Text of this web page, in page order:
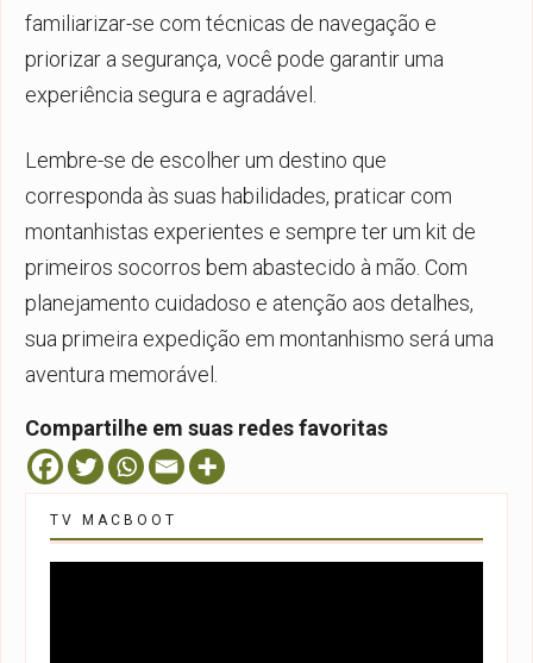
familiarizar-se com técnicas de navegação e
priorizar a segurança, você pode garantir uma
experiência segura e agradável.
Lembre-se de escolher um destino que
corresponda às suas habilidades, praticar com
montanhistas experientes e sempre ter um kit de
primeiros socorros bem abastecido à mão. Com
planejamento cuidadoso e atenção aos detalhes,
sua primeira expedição em montanhismo será uma
aventura memorável.
Compartilhe em suas redes favoritas
TV MACBOOT